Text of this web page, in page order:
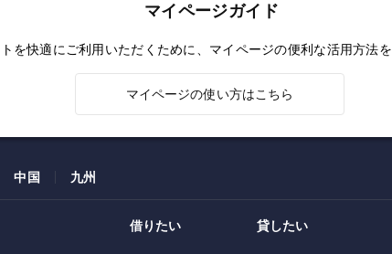
マイページガイド
を快適にご利用いただくために、マイページの便利な活用方法を
マイページの使い方はこちら
中国 九州
借りたい 貸したい